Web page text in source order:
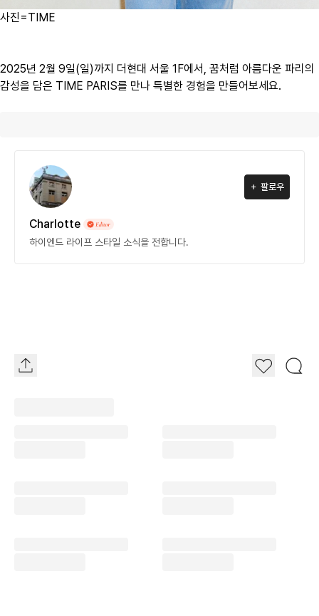
사진=TIME
2025년 2월 9일(일)까지 더현대 서울 1F에서, 꿈처럼 아름다운 파리의
감성을 담은 TIME PARIS를 만나 특별한 경험을 만들어보세요.
팔로우
Charlotte
하이엔드 라이프 스타일 소식을 전합니다.